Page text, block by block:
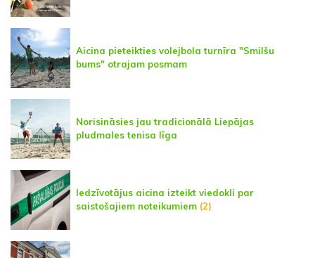
Aicina pieteikties volejbola turnīra "Smilšu
bums" otrajam posmam
Norisināsies jau tradicionālā Liepājas
pludmales tenisa līga
Iedzīvotājus aicina izteikt viedokli par
saistošajiem noteikumiem (2)